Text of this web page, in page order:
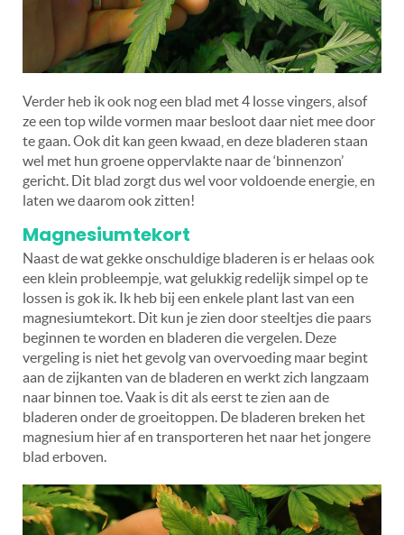
Verder heb ik ook nog een blad met 4 losse vingers, alsof
ze een top wilde vormen maar besloot daar niet mee door
te gaan. Ook dit kan geen kwaad, en deze bladeren staan
wel met hun groene oppervlakte naar de ‘binnenzon’
gericht. Dit blad zorgt dus wel voor voldoende energie, en
laten we daarom ook zitten!
Magnesiumtekort
Naast de wat gekke onschuldige bladeren is er helaas ook
een klein probleempje, wat gelukkig redelijk simpel op te
lossen is gok ik. Ik heb bij een enkele plant last van een
magnesiumtekort. Dit kun je zien door steeltjes die paars
beginnen te worden en bladeren die vergelen. Deze
vergeling is niet het gevolg van overvoeding maar begint
aan de zijkanten van de bladeren en werkt zich langzaam
naar binnen toe. Vaak is dit als eerst te zien aan de
bladeren onder de groeitoppen. De bladeren breken het
magnesium hier af en transporteren het naar het jongere
blad erboven.